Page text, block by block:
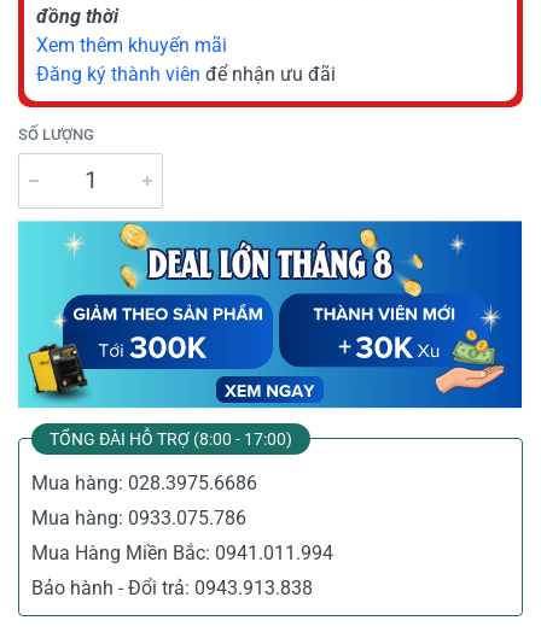
đồng thời
Xem thêm khuyến mãi
Đăng ký thành viên để nhận ưu đãi
SỐ LƯỢNG
TỔNG ĐÀI HỖ TRỢ (8:00 - 17:00)
Mua hàng: 028.3975.6686
Mua hàng: 0933.075.786
Mua Hàng Miền Bắc: 0941.011.994
Bảo hành - Đổi trả: 0943.913.838